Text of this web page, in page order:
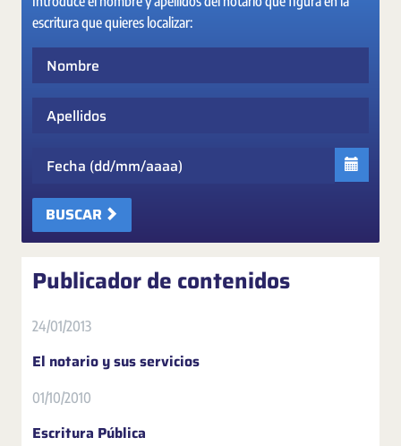
escritura que quieres localizar:
BUSCAR
Publicador de contenidos
24/01/2013
El notario y sus servicios
01/10/2010
Escritura Pública